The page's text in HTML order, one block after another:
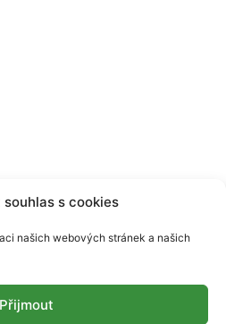
s cookies
našich webových stránek a našich
Přijmout